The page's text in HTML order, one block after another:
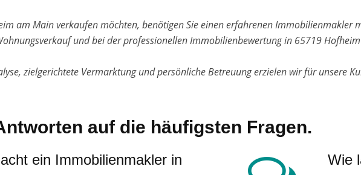
am Main verkaufen möchten, benötigen Sie einen erfahrenen
und bei der professionellen Immobilienbewertung in 65719
zielgerichtete Vermarktung und persönliche Betreuung erzielen wir für unsere
auf die häufigsten Fragen.
ein Immobilienmakler in
Wie